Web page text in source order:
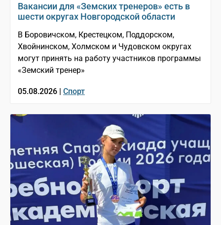
Вакансии для «Земских тренеров» есть в
шести округах Новгородской области
В Боровичском, Крестецком, Поддорском,
Хвойнинском, Холмском и Чудовском округах
могут принять на работу участников программы
«Земский тренер»
05.08.2026 | Спорт